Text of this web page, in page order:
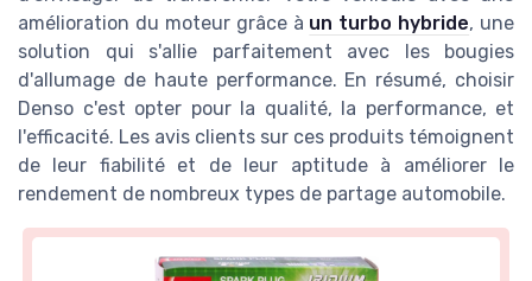
amélioration du moteur grâce à un turbo hybride, une
solution qui s'allie parfaitement avec les bougies
d'allumage de haute performance. En résumé, choisir
Denso c'est opter pour la qualité, la performance, et
l'efficacité. Les avis clients sur ces produits témoignent
de leur fiabilité et de leur aptitude à améliorer le
rendement de nombreux types de partage automobile.